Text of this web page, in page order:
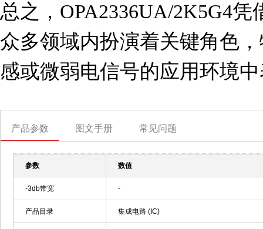
总之，OPA2336UA/2K5G4
众多领域内扮演着关键角色
感或微弱电信号的应用环境
产品参数 图文手册 常见问题
参数 数值
-3db带宽 -
产品目录 集成电路 (IC)